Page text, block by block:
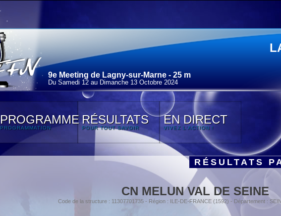
9e Meeting de Lagny-sur-Marne - 25 m
Du Samedi 12 au Dimanche 13 Octobre 2024
PROGRAMME
PROGRAMMATION
RÉSULTATS
POUR TOUT SAVOIR
EN DIRECT
VIVEZ L'ACTION !
RÉSULTATS
CN MELUN VAL DE SEINE
Code de la structure : 11307701735 - Région : ILE-DE-FRANCE (1592) - Département :